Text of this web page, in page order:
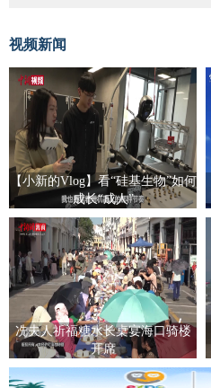
视频新闻
【小新的Vlog】看“硅基生物”如何
成长“成人”
冼夫人祈福糖水长桌宴海口骑楼
开席